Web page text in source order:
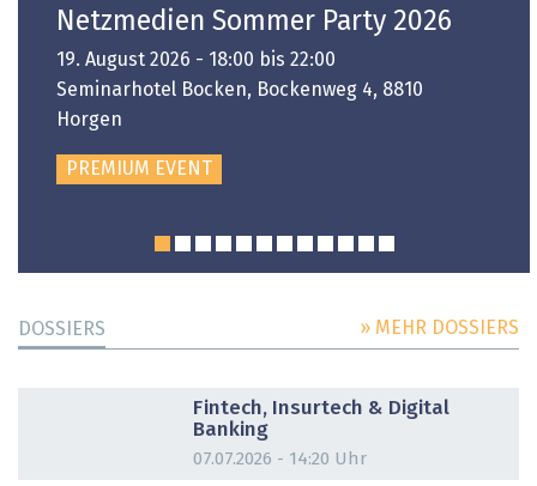
Netzmedien Sommer Party 2026
19. August 2026 - 18:00 bis 22:00
Seminarhotel Bocken, Bockenweg 4, 8810
Horgen
PREMIUM EVENT
DOSSIERS » MEHR DOSSIERS
Fintech, Insurtech & Digital
Banking
07.07.2026 - 14:20 Uhr